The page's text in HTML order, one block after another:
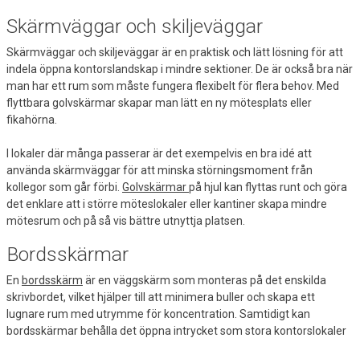
Skärmväggar och skiljeväggar
Skärmväggar och skiljeväggar är en praktisk och lätt lösning för att
indela öppna kontorslandskap i mindre sektioner. De är också bra när
man har ett rum som måste fungera flexibelt för flera behov. Med
flyttbara golvskärmar skapar man lätt en ny mötesplats eller
fikahörna.
I lokaler där många passerar är det exempelvis en bra idé att
använda skärmväggar för att minska störningsmoment från
kollegor som går förbi. Golvskärmarpå hjul kan flyttas runt och göra
det enklare att i större möteslokaler eller kantiner skapa mindre
mötesrum och på så vis bättre utnyttja platsen.
Bordsskärmar
En bordsskärm är en väggskärm som monteras på det enskilda
skrivbordet, vilket hjälper till att minimera buller och skapa ett
lugnare rum med utrymme för koncentration. Samtidigt kan
bordsskärmar behålla det öppna intrycket som stora kontorslokaler